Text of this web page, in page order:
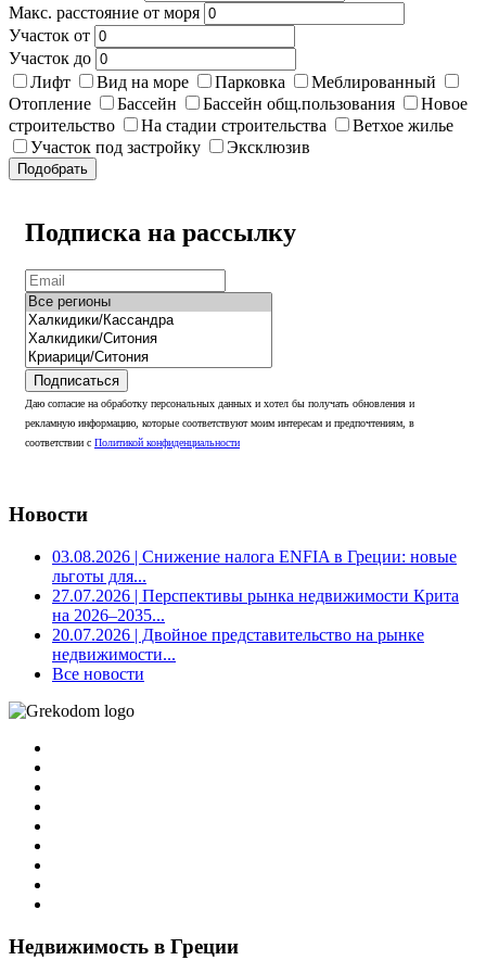
Макс. расстояние от моря
Участок от
Участок до
Лифт
Вид на море Парковка
Меблированный
Отопление
Бассейн Бассейн общ.пользования
Новое
строительство
На стадии строительства
Ветхое жилье
Участок под застройку
Эксклюзив
Подобрать
Подписка на рассылку
Подписаться
Даю согласие на обработку персональных данных и хотел бы получать обновления и
рекламную информацию, которые соответствуют моим интересам и предпочтениям, в
соответствии с Политикой конфиденциальности
Новости
03.08.2026 | Снижение налога ENFIA в Греции: новые
льготы для...
27.07.2026 | Перспективы рынка недвижимости Крита
на 2026–2035...
20.07.2026 | Двойное представительство на рынке
недвижимости...
Все новости
Недвижимость в Греции